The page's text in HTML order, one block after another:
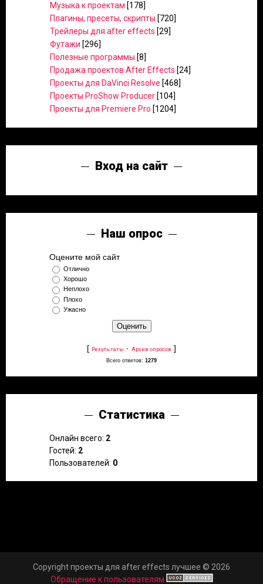
Музыка к проектам [178]
Плагины, пресеты, скрипты [720]
Трейлеры для after effects [29]
Футажи [296]
Полезные программы [8]
Продажа проектов After Effects [24]
Проекты для DaVinci Resolve [468]
Проекты ProShow Producer [104]
Проекты для Premiere Pro [1204]
Вход на сайт
Наш опрос
Оцените мой сайт
Отлично
Хорошо
Неплохо
Плохо
Ужасно
[ Результаты · Архив опросов ]
Всего ответов: 1279
Статистика
Онлайн всего: 2
Гостей: 2
Пользователей: 0
Copyright проекты для after effects лучшее © 2026
Обращение к пользователям